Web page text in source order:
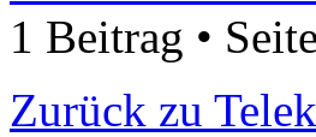
1 Beitrag • Seite
Zurück zu